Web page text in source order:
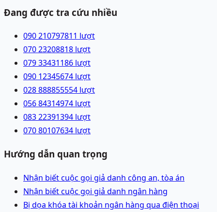
Đang được tra cứu nhiều
090 210797811 lượt
070 23208818 lượt
079 33431186 lượt
090 12345674 lượt
028 888855554 lượt
056 84314974 lượt
083 22391394 lượt
070 80107634 lượt
Hướng dẫn quan trọng
Nhận biết cuộc gọi giả danh công an, tòa án
Nhận biết cuộc gọi giả danh ngân hàng
Bị dọa khóa tài khoản ngân hàng qua điện thoại